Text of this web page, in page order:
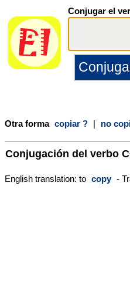
Conjugar el
Otra forma copiar ? | no
Conjugación del verbo
English translation: to copy -